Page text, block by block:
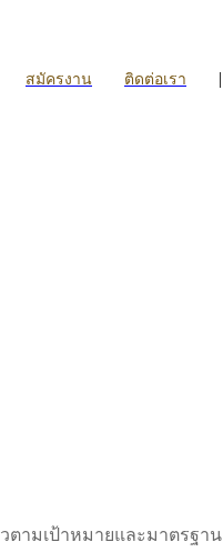
สมัครงาน ติดต่อเรา |
ามเป้าหมายและมาตรฐาน